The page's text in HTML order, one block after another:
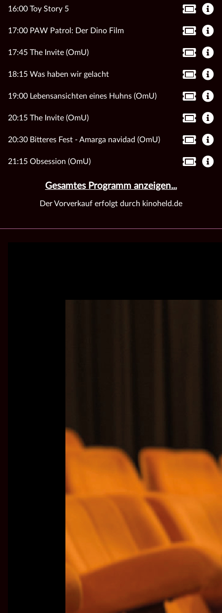
16:00 Toy Story 5
17:00 PAW Patrol: Der Dino Film
17:45 The Invite (OmU)
18:15 Was haben wir gelacht
19:00 Lebensansichten eines Huhns (OmU)
20:15 The Invite (OmU)
20:30 Bitteres Fest - Amarga navidad (OmU)
21:15 Obsession (OmU)
Gesamtes Programm anzeigen...
Der Vorverkauf erfolgt durch kinoheld.de